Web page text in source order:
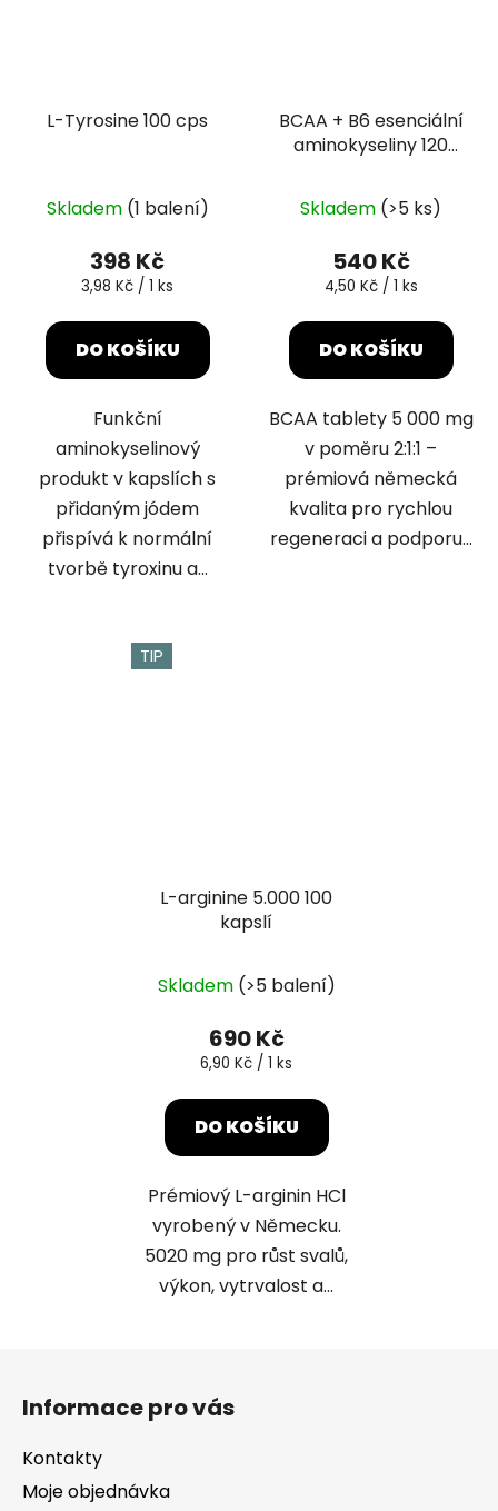
L-Tyrosine 100 cps
Skladem (1 balení)
398 Kč
Měrná
3,98 Kč / 1 ks
DO KOŠÍKU
Funkční
aminokyselinový
produkt v kapslích s
přidaným jódem
přispívá k normální
tvorbě tyroxinu a...
BCAA + B6 esenciální
aminokyseliny 120
hodnocení
produktu
je
z
Skladem (>5 ks)
540 Kč
Měrná
4,50 Kč / 1 ks
DO KOŠÍKU
BCAA tablety 5 000 mg
v poměru 2:1:1 –
prémiová německá
kvalita pro rychlou
regeneraci a podporu...
TIP
L-arginine 5.000 100
kapslí
Skladem (>5 balení)
690 Kč
Měrná
6,90 Kč / 1 ks
DO KOŠÍKU
Prémiový L-arginin HCl
vyrobený v Německu.
5020 mg pro růst svalů,
výkon, vytrvalost a...
Informace pro vás
Kontakty
Moje objednávka